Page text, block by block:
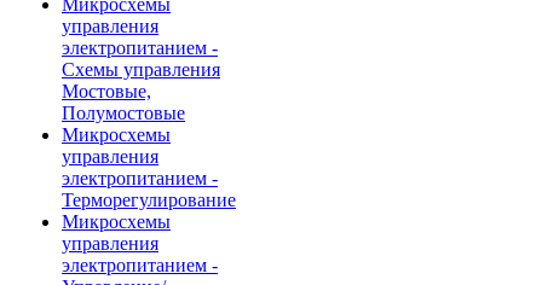
Микросхемы
управления
электропитанием -
Схемы управления
Мостовые,
Полумостовые
Микросхемы
управления
электропитанием -
Терморегулирование
Микросхемы
управления
электропитанием -